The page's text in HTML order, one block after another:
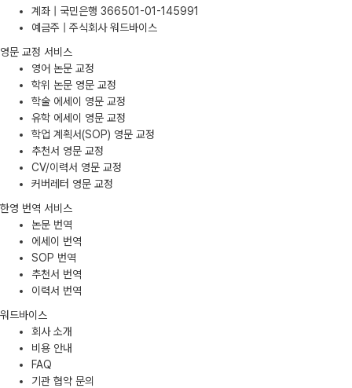
계좌 | 국민은행 366501-01-145991
예금주 | 주식회사 워드바이스
영문 교정 서비스
영어 논문 교정
학위 논문 영문 교정
학술 에세이 영문 교정
유학 에세이 영문 교정
학업 계획서(SOP) 영문 교정
추천서 영문 교정
CV/이력서 영문 교정
커버레터 영문 교정
한영 번역 서비스
논문 번역
에세이 번역
SOP 번역
추천서 번역
이력서 번역
워드바이스
회사 소개
비용 안내
FAQ
기관 협약 문의